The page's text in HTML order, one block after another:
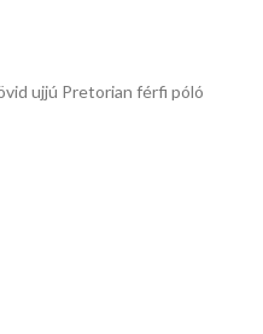
ujjú Pretorian férfi póló